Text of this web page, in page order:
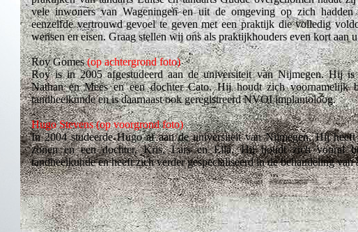
vele inwoners van Wageningen en uit de omgeving op zich hadden
eenzelfde vertrouwd gevoel te geven met een praktijk die volledig
wensen en eisen. Graag stellen wij ons als praktijkhouders even kort aan
Roy Gomes (op achtergrond foto)
Roy is in 2005 afgestudeerd aan de universiteit van Nijmegen. Hij is
Nathan en Mees en een dochter Cato. Hij houdt zich voornamelijk
tandheelkunde en is daarnaast ook geregistreerd NVOI implantoloog.
Hugo Stevens(op voorgrond foto)
In 2004 studeerde Hugo af aan de universiteit van Nijmegen. Hij
zonen en een dochter, Kris, Lars en Ella. Hij houdt zich vooral
tandheelkunde en heeft zich verder gespecialiseerd in de behandeling van